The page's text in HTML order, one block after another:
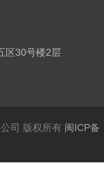
区30号楼2层
司 版权所有 闽ICP备